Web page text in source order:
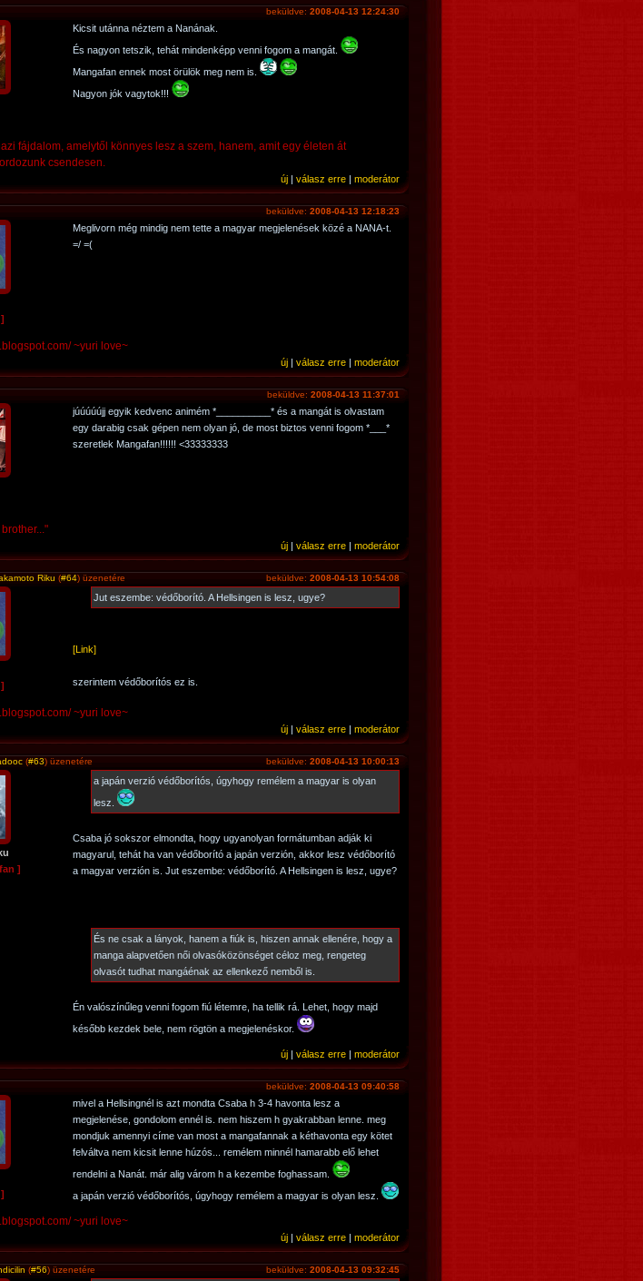
beküldve: 2008-04-13 12:24:30
Kicsit utánna néztem a Nanának.
És nagyon tetszik, tehát mindenképp venni fogom a mangát.
Mangafan ennek most örülök meg nem is.
Nagyon jók vagytok!!!
fájdalom, amelytől könnyes lesz a szem, hanem, amit egy életen át
csendesen.
új | válasz erre | moderátor
beküldve: 2008-04-13 12:18:23
Meglivorn még mindig nem tette a magyar megjelenések közé a NANA-t.
=/ =(
~yuri love~
új | válasz erre | moderátor
beküldve: 2008-04-13 11:37:01
júúúúújj egyik kedvenc animém *__________* és a mangát is olvastam
egy darabig csak gépen nem olyan jó, de most biztos venni fogom *___*
szeretlek Mangafan!!!!!! <33333333
új | válasz erre | moderátor
beküldve: 2008-04-13 10:54:08
Riku (#64) üzenetére
Jut eszembe: védőborító. A Hellsingen is lesz, ugye?
[Link]
szerintem védőborítós ez is.
~yuri love~
új | válasz erre | moderátor
beküldve: 2008-04-13 10:00:13
(#63) üzenetére
]
a japán verzió védőborítós, úgyhogy remélem a magyar is olyan
lesz.
Csaba jó sokszor elmondta, hogy ugyanolyan formátumban adják ki
magyarul, tehát ha van védőborító a japán verzión, akkor lesz védőborító
a magyar verzión is. Jut eszembe: védőborító. A Hellsingen is lesz, ugye?
És ne csak a lányok, hanem a fiúk is, hiszen annak ellenére, hogy a
manga alapvetően női olvasóközönséget céloz meg, rengeteg
olvasót tudhat mangáénak az ellenkező nemből is.
Én valószínűleg venni fogom fiú létemre, ha tellik rá. Lehet, hogy majd
később kezdek bele, nem rögtön a megjelenéskor.
új | válasz erre | moderátor
beküldve: 2008-04-13 09:40:58
mivel a Hellsingnél is azt mondta Csaba h 3-4 havonta lesz a
megjelenése, gondolom ennél is. nem hiszem h gyakrabban lenne. meg
mondjuk amennyi címe van most a mangafannak a kéthavonta egy kötet
felváltva nem kicsit lenne húzós... remélem minnél hamarabb elő lehet
rendelni a Nanát. már alig várom h a kezembe foghassam.
a japán verzió védőborítós, úgyhogy remélem a magyar is olyan lesz.
~yuri love~
új | válasz erre | moderátor
beküldve: 2008-04-13 09:32:45
(#56) üzenetére